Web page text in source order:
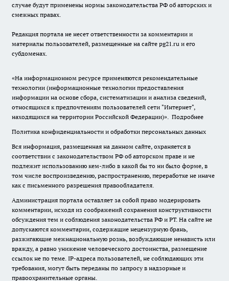
случае будут применены нормы законодательства РФ об авторских и
смежных правах.
Редакция портала не несет ответственности за комментарии и
материалы пользователей, размещенные на сайте pg21.ru и его
субдоменах.
«На информационном ресурсе применяются рекомендательные
технологии (информационные технологии предоставления
информации на основе сбора, систематизации и анализа сведений,
относящихся к предпочтениям пользователей сети "Интернет",
находящихся на территории Российской Федерации)». Подробнее
Политика конфиденциальности и обработки персональных данных
Вся информация, размещенная на данном сайте, охраняется в
соответствии с законодательством РФ об авторском праве и не
подлежит использованию кем-либо в какой бы то ни было форме, в
том числе воспроизведению, распространению, переработке не иначе
как с письменного разрешения правообладателя.
Администрация портала оставляет за собой право модерировать
комментарии, исходя из соображений сохранения конструктивности
обсуждения тем и соблюдения законодательства РФ и РТ. На сайте не
допускаются комментарии, содержащие нецензурную брань,
разжигающие межнациональную рознь, возбуждающие ненависть или
вражду, а равно унижение человеческого достоинства, размещение
ссылок не по теме. IP-адреса пользователей, не соблюдающих эти
требования, могут быть переданы по запросу в надзорные и
правоохранительные органы.